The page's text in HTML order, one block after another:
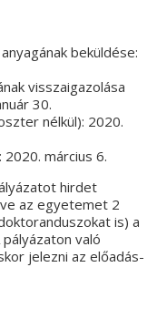
beküldése:
visszaigazolása
30.
nélkül): 2020.
március 6.
hirdet
az egyetemet 2
is) a
pályázaton való
jelezni az előadás-